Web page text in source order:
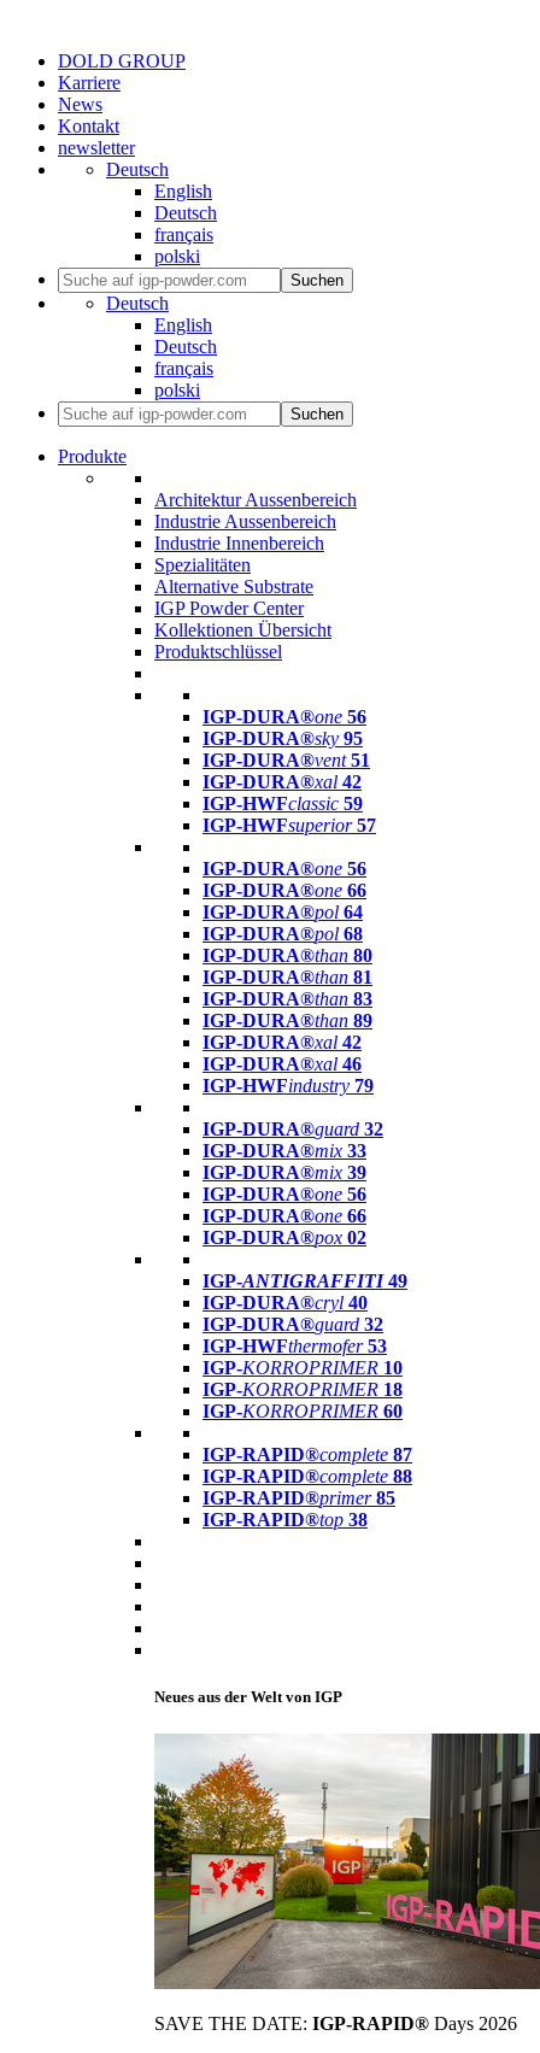
DOLD GROUP
Karriere
News
Kontakt
newsletter
Deutsch
English
Deutsch
français
polski
Suchen
Deutsch
English
Deutsch
français
polski
Suchen
Produkte
Architektur Aussenbereich
Industrie Aussenbereich
Industrie Innenbereich
Spezialitäten
Alternative Substrate
IGP Powder Center
Kollektionen Übersicht
Produktschlüssel
IGP-DURA®one 56
IGP-DURA®sky 95
IGP-DURA®vent 51
IGP-DURA®xal 42
IGP-HWFclassic 59
IGP-HWFsuperior 57
IGP-DURA®one 56
IGP-DURA®one 66
IGP-DURA®pol 64
IGP-DURA®pol 68
IGP-DURA®than 80
IGP-DURA®than 81
IGP-DURA®than 83
IGP-DURA®than 89
IGP-DURA®xal 42
IGP-DURA®xal 46
IGP-HWFindustry 79
IGP-DURA®guard 32
IGP-DURA®mix 33
IGP-DURA®mix 39
IGP-DURA®one 56
IGP-DURA®one 66
IGP-DURA®pox 02
IGP-ANTIGRAFFITI49
IGP-DURA®cryl 40
IGP-DURA®guard 32
IGP-HWFthermofer 53
IGP-KORROPRIMER 10
IGP-KORROPRIMER 18
IGP-KORROPRIMER 60
IGP-RAPID®complete 87
IGP-RAPID®complete 88
IGP-RAPID®primer 85
IGP-RAPID®top 38
Neues aus der Welt von IGP
SAVE THE DATE: IGP-RAPID® Days 2026